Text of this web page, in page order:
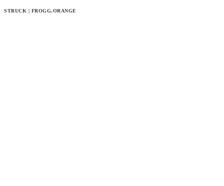
STRUCK | FROGG.ORANGE